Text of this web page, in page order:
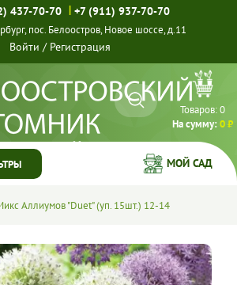
437-70-70 | +7 (911) 937-70-70
пос. Белоостров, Новое шоссе, д.11
Войти / Регистрация
Товаров:0
На сумму:0 ₽
ГЛАВНАЯ
КАТАЛОГ
СПЕЦПРЕДЛОЖЕНИЯ
МОЙ САД
Аллиумов "Duet" (уп. 15шт.) 12-14